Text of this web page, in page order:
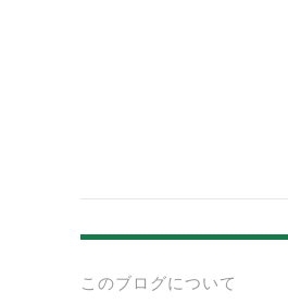
このブログについて